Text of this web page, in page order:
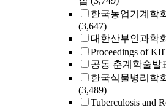
한국농업기계학
(3,647)
대한산부인과학
Proceedings of
공동 춘계학술발
한국식물병리학
(3,489)
Tuberculosis and